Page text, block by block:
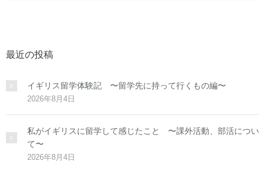
最近の投稿
イギリス留学体験記 〜留学先に持って行くもの編〜
2026年8月4日
私がイギリスに留学して感じたこと 〜課外活動、部活につい
て〜
2026年8月4日